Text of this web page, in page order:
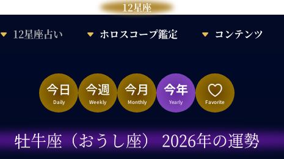
12星座
12星座占い ホロスコープ鑑定 コンテンツ
今日
Daily
今週
Weekly
今月
Monthly
今年
Yearly Favorite
牡牛座（おうし座） 2026年の運勢